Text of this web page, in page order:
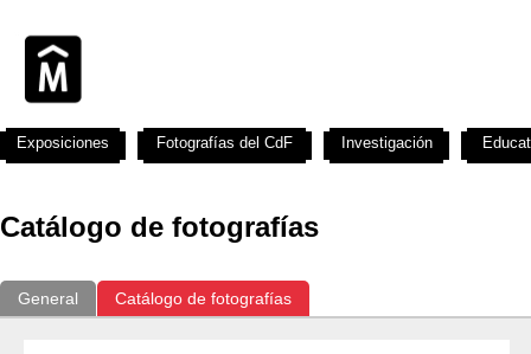
Catálogo de fotografías
General Catálogo de fotografías
Exposiciones Fotografías del CdF Investigación